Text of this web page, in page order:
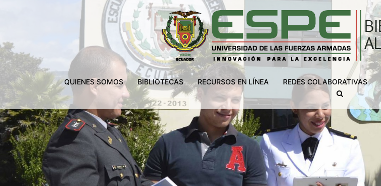
QUIENES SOMOS BIBLIOTECAS RECURSOS EN LÍNEA REDES COLABORATIVAS